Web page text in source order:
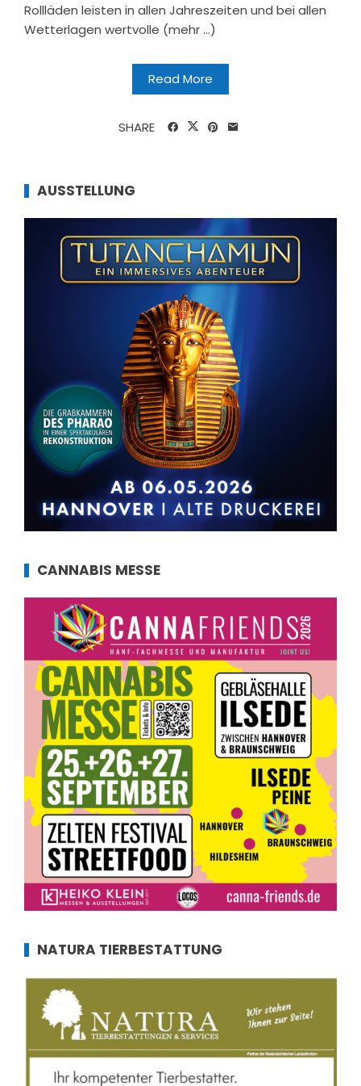
Rollläden leisten in allen Jahreszeiten und bei allen
Wetterlagen wertvolle (mehr …)
Read More
SHARE
AUSSTELLUNG
CANNABIS MESSE
NATURA TIERBESTATTUNG